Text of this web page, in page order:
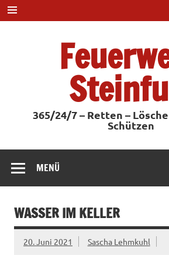
Zum
Inhalt
springen
365/24/7 – Retten –
Schützen
MENÜ
WASSER IM KELLER
20. Juni 2021 Sascha Lehmkuhl